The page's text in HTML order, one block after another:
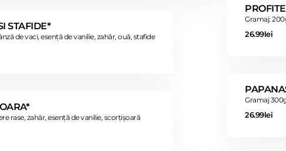
STAFIDE*
de vaci, esență de vanilie, zahăr, ouă, stafide
rase, zahăr, esență de vanilie, scorțișoară
Gramaj:
26.99lei
Gramaj
26.99lei